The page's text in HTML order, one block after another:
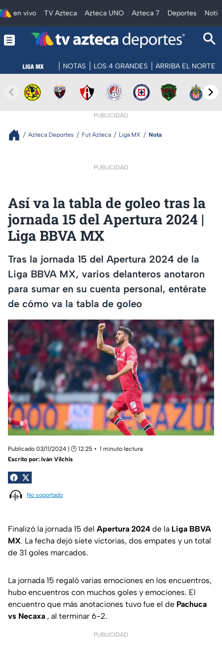
en vivo TV Azteca Azteca UNO Azteca 7 Deportes
NOTAS LOS 4 GRANDES ARRIBA EL NORTE
PUBLICIDAD
Azteca Deportes Fut Azteca Liga MX Nota
PUBLICIDAD
Así va la tabla de goleo tras la
jornada 15 del Apertura 2024 |
Liga BBVA MX
Tras la jornada 15 del Apertura 2024 de la
Liga BBVA MX, varios delanteros anotaron
para sumar en su cuenta personal, entérate
de cómo va la tabla de goleo
Publicado 03/11/2024 | 🕑 12:25
1 minuto lectura
Escrito por: Iván Vilchis
No soportado
Finalizó la jornada 15 del Apertura 2024 de la Liga BBVA
MX. La fecha dejó siete victorias, dos empates y un total
de 31 goles marcados.
La jornada 15 regaló varias emociones en los encuentros,
hubo encuentros con muchos goles y emociones. El
encuentro que más anotaciones tuvo fue el de Pachuca
vs Necaxa , al terminar 6-2.
PUBLICIDAD